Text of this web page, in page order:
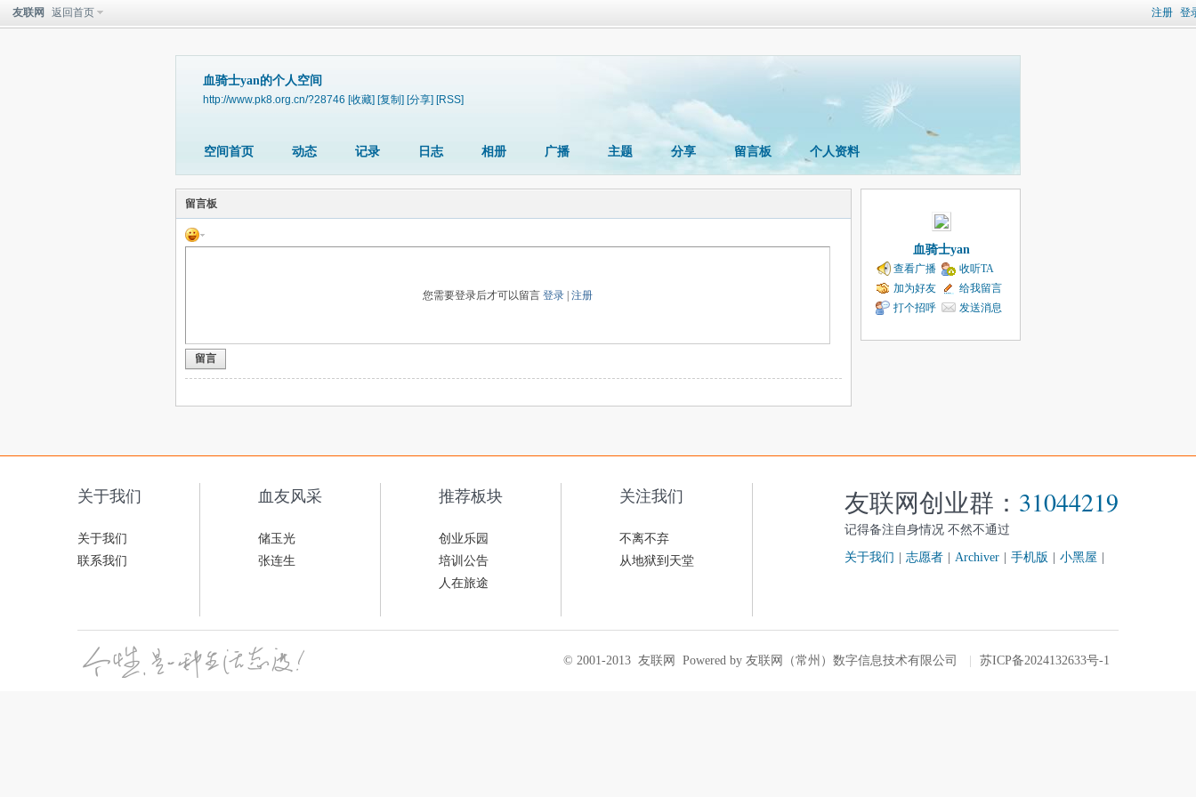
注册 登
友联网 返回首页
血骑士yan的个人空间
http://www.pk8.org.cn/?28746 [收藏] [复制] [分享] [RSS]
空间首页 动态 记录 日志 相册 广播 主题 分享 留言板 个人资料
留言板
您需要登录后才可以留言登录 |注册
留言
血骑士yan
查看广播
收听TA
加为好友
给我留言
打个招呼
发送消息
关于我们
关于我们
联系我们
血友风采
储玉光
张连生
推荐板块
创业乐园
培训公告
人在旅途
关注我们
不离不弃
从地狱到天堂
友联网创业群： 31044219
记得备注自身情况 不然不通过
关于我们 志愿者 Archiver 手机版 小黑屋
© 2001-2013 友联网 Powered by 友联网（常州）数字信息技术有限公司 苏ICP备2024132633号-1